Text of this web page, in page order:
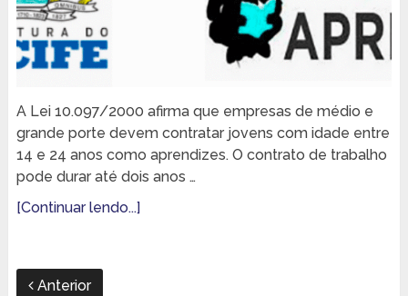
A Lei 10.097/2000 afirma que empresas de médio e
grande porte devem contratar jovens com idade entre
14 e 24 anos como aprendizes. O contrato de trabalho
pode durar até dois anos …
[Continuar lendo...]
Anterior